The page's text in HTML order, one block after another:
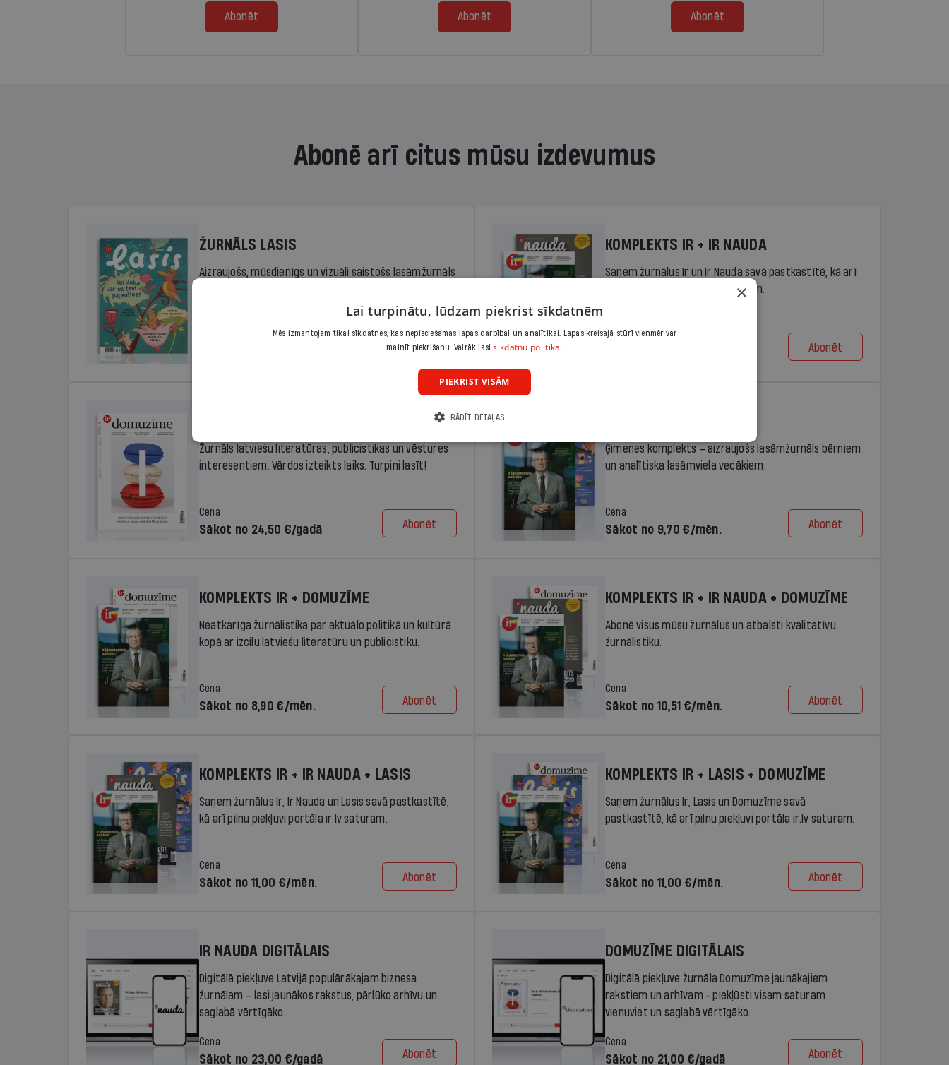
Abonēt Abonēt Abonēt
Abonē arī citus mūsu izdevumus
ŽURNĀLS LASIS
Aizraujošs, mūsdienīgs un vizuāli saistošs lasāmžurnāls
Abonēt
KOMPLEKTS IR + IR NAUDA
Saņem žurnālus Ir un Ir Nauda savā pastkastītē, kā arī
pilnu piekļuvi portāla ir.lv saturam.
Cena
Abonēt
Žurnāls latviešu literatūras, publicistikas un vēstures
interesentiem. Vārdos izteikts laiks. Turpini lasīt!
Cena
Sākot no 24,50 €/gadā Abonēt
Ģimenes komplekts – aizraujošs lasāmžurnāls bērniem
un analītiska lasāmviela vecākiem.
Cena
Sākot no 9,70 €/mēn. Abonēt
KOMPLEKTS IR + DOMUZĪME
Neatkarīga žurnālistika par aktuālo politikā un kultūrā
kopā ar izcilu latviešu literatūru un publicistiku.
Cena
Sākot no 8,90 €/mēn. Abonēt
KOMPLEKTS IR + IR NAUDA + DOMUZĪME
Abonē visus mūsu žurnālus un atbalsti kvalitatīvu
žurnālistiku.
Cena
Sākot no 10,51 €/mēn. Abonēt
KOMPLEKTS IR + IR NAUDA + LASIS
Saņem žurnālus Ir, Ir Nauda un Lasis savā pastkastītē,
kā arī pilnu piekļuvi portāla ir.lv saturam.
Cena
Sākot no 11,00 €/mēn. Abonēt
KOMPLEKTS IR + LASIS + DOMUZĪME
Saņem žurnālus Ir, Lasis un Domuzīme savā
pastkastītē, kā arī pilnu piekļuvi portāla ir.lv saturam.
Cena
Sākot no 11,00 €/mēn. Abonēt
IR NAUDA DIGITĀLAIS
Digitālā piekļuve Latvijā populārākajam biznesa
žurnālam – lasi jaunākos rakstus, pārlūko arhīvu un
saglabā vērtīgāko.
Cena
Sākot no 23,00 €/gadā Abonēt
DOMUZĪME DIGITĀLAIS
Digitālā piekļuve žurnāla Domuzīme jaunākajiem
rakstiem un arhīvam - piekļūsti visam saturam
vienuviet un saglabā vērtīgāko.
Cena
Sākot no 21,00 €/gadā Abonēt
×
Lai turpinātu, lūdzam piekrist sīkdatnēm
Mēs izmantojam tikai sīkdatnes, kas nepieciešamas lapas darbībai un analītikai. Lapas kreisajā stūrī vienmēr var
mainīt piekrišanu. Vairāk lasisīkdatņu politikā.
PIEKRIST VISĀM
RĀDĪT DETAĻAS